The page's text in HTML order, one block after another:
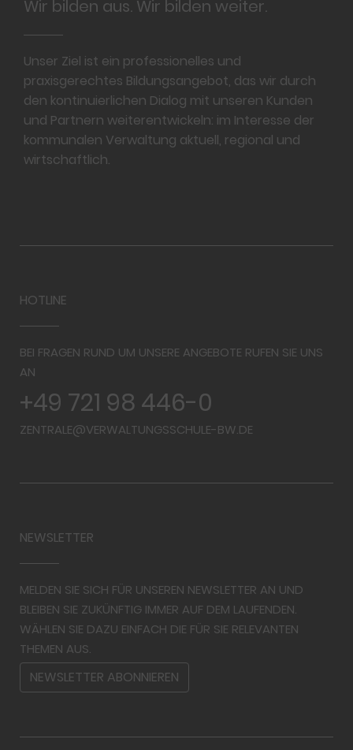
Wir bilden aus. Wir bilden weiter.
Unser Ziel ist ein professionelles und
praxisgerechtes Bildungsangebot, das wir durch
den kontinuierlichen Dialog mit unseren Kunden
und Partnern weiterentwickeln: im Interesse der
kommunalen Verwaltung aktuell, regional und
wirtschaftlich.
HOTLINE
BEI FRAGEN RUND UM UNSERE ANGEBOTE RUFEN SIE UNS
AN
+49 721 98 446-0
ZENTRALE@VERWALTUNGSSCHULE-BW.DE
NEWSLETTER
MELDEN SIE SICH FÜR UNSEREN NEWSLETTER AN UND
BLEIBEN SIE ZUKÜNFTIG IMMER AUF DEM LAUFENDEN.
WÄHLEN SIE DAZU EINFACH DIE FÜR SIE RELEVANTEN
THEMEN AUS.
NEWSLETTER ABONNIEREN